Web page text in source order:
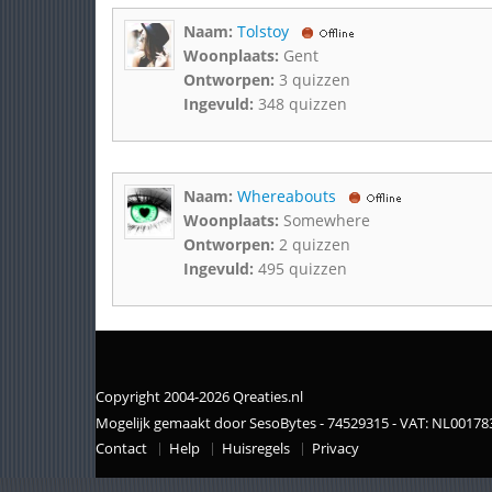
Naam: Tolstoy
Woonplaats: Gent
Ontworpen: 3 quizzen
Ingevuld: 348 quizzen
Naam: Whereabouts
Woonplaats: Somewhere
Ontworpen: 2 quizzen
Ingevuld: 495 quizzen
Copyright 2004-2026 Qreaties.nl
Mogelijk gemaakt door SesoBytes - 74529315 - VAT:
Contact
Help Huisregels Privacy